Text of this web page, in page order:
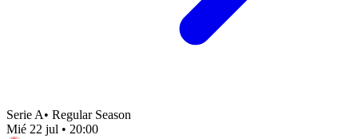
Serie A• Regular Season
Mié 22 jul • 20:00